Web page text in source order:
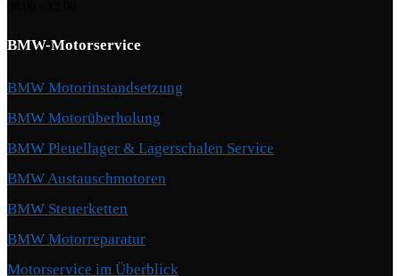
BMW-Motorservice
BMW Motorinstandsetzung
BMW Motorüberholung
BMW Pleuellager & Lagerschalen Service
BMW Austauschmotoren
BMW Steuerketten
BMW Motorreparatur
Motorservice im Überblick